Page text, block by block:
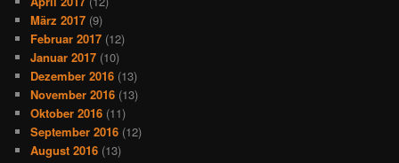
März 2017 (9)
Februar 2017 (12)
Januar 2017 (10)
Dezember 2016 (13)
November 2016 (13)
Oktober 2016 (11)
September 2016 (12)
August 2016 (13)